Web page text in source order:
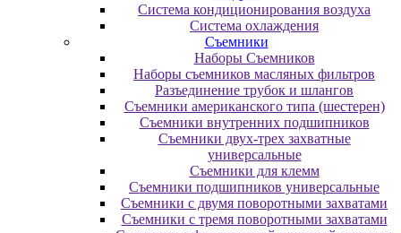
Система кондиционирования воздуха
Система охлаждения
Съемники
Наборы Съемников
Наборы съемников масляных фильтров
Разъединение трубок и шлангов
Съемники американского типа (шестерен)
Съемники внутренних подшипников
Съемники двух-трех захватные
универсальные
Съемники для клемм
Съемники подшипников универсальные
Съемники с двумя поворотными захватами
Съемники с тремя поворотными захватами